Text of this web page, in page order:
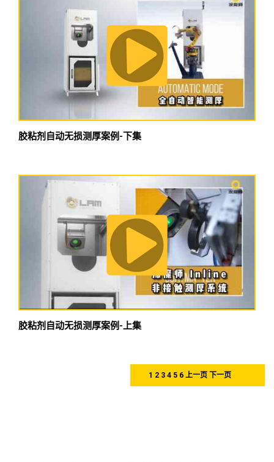
胶粘剂自动无损测厚案例-下集
胶粘剂自动无损测厚案例-上集
1 2 3 4 5 6 上一页 下一页